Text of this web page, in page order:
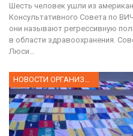
Шесть человек ушли из
Консультативного Совета по
они называют регрессивную
в области здравоохранения.
Люси…
НОВОСТИ ОРГАНИЗАЦИИ